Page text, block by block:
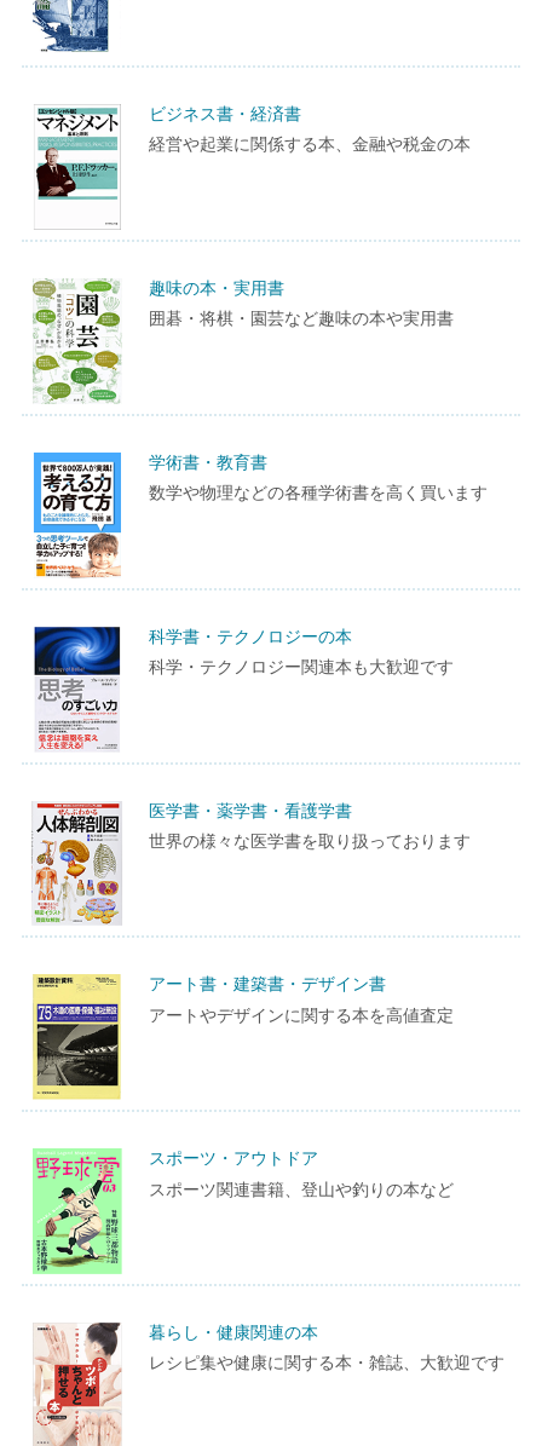
ビジネス書・経済書
経営や起業に関係する本、金融や税金の本
趣味の本・実用書
囲碁・将棋・園芸など趣味の本や実用書
学術書・教育書
数学や物理などの各種学術書を高く買います
科学書・テクノロジーの本
科学・テクノロジー関連本も大歓迎です
医学書・薬学書・看護学書
世界の様々な医学書を取り扱っております
アート書・建築書・デザイン書
アートやデザインに関する本を高値査定
スポーツ・アウトドア
スポーツ関連書籍、登山や釣りの本など
暮らし・健康関連の本
レシピ集や健康に関する本・雑誌、大歓迎です